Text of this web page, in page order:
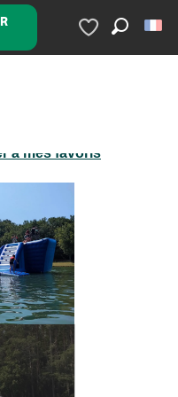
Voir les favoris
à mes favoris